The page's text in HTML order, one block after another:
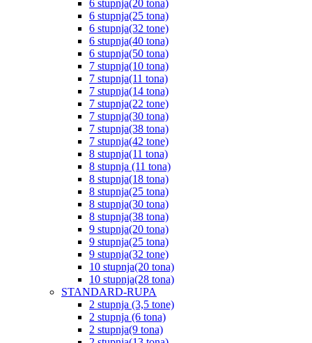
6 stupnja(20 tona)
6 stupnja(25 tona)
6 stupnja(32 tone)
6 stupnja(40 tona)
6 stupnja(50 tona)
7 stupnja(10 tona)
7 stupnja(11 tona)
7 stupnja(14 tona)
7 stupnja(22 tone)
7 stupnja(30 tona)
7 stupnja(38 tona)
7 stupnja(42 tone)
8 stupnja(11 tona)
8 stupnja (11 tona)
8 stupnja(18 tona)
8 stupnja(25 tona)
8 stupnja(30 tona)
8 stupnja(38 tona)
9 stupnja(20 tona)
9 stupnja(25 tona)
9 stupnja(32 tone)
10 stupnja(20 tona)
10 stupnja(28 tona)
STANDARD-RUPA
2 stupnja (3,5 tone)
2 stupnja (6 tona)
2 stupnja(9 tona)